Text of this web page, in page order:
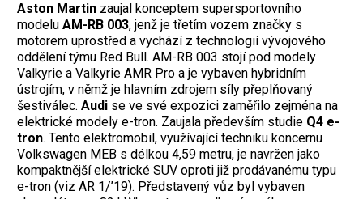
Aston Martin zaujal konceptem supersportovního
modelu AM-RB 003, jenž je třetím vozem značky s
motorem uprostřed a vychází z technologií vývojového
oddělení týmu Red Bull. AM-RB 003 stojí pod modely
Valkyrie a Valkyrie AMR Pro a je vybaven hybridním
ústrojím, v němž je hlavním zdrojem síly přeplňovaný
šestiválec. Audi se ve své expozici zaměřilo zejména na
elektrické modely e-tron. Zaujala především studie Q4 e-
tron. Tento elektromobil, využívající techniku koncernu
Volkswagen MEB s délkou 4,59 metru, je navržen jako
kompaktnější elektrické SUV oproti již prodávanému typu
e-tron (viz AR 1/’19). Představený vůz byl vybaven